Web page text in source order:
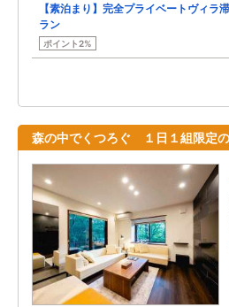
【素泊まり】完全プライベートヴィラ
ラン
ポイント2%
森の中でくつろぐ １日１組限定